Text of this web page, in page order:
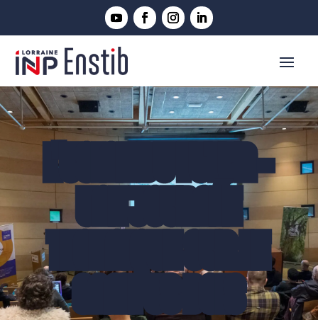
L'USINE DU FUTUR -
UNE JOURNÉE
TECHNIQUE SUR LE
CAMPUS BOIS